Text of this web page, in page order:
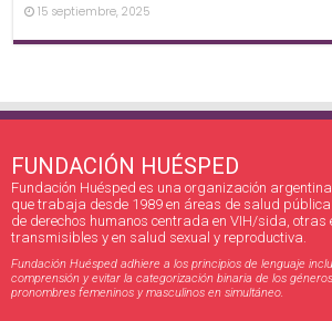
15 septiembre, 2025
FUNDACIÓN HUÉSPED
Fundación Huésped es una organización
que trabaja desde 1989 en áreas de salud
de derechos humanos centrada en VIH/sida, otras
transmisibles y en salud sexual y reproductiva.
Fundación Huésped adhiere a los principios de lenguaje
comprensión y evitar la categorización binaria de los
pronombres femeninos y masculinos en simultáneo.